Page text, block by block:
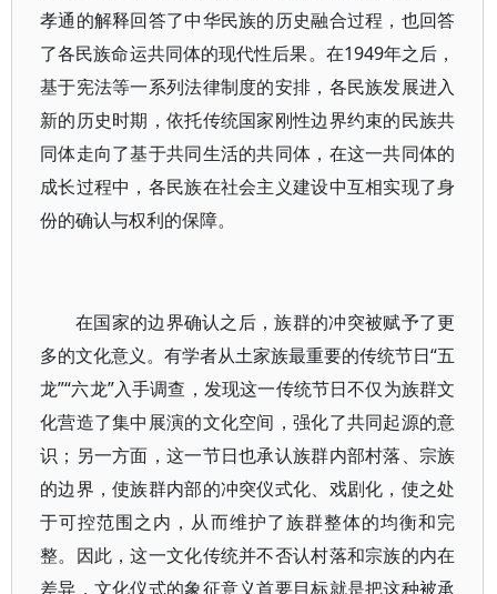
孝通的解释回答了中华民族的历史融合过程，也回答
了各民族命运共同体的现代性后果。在1949年之后，
基于宪法等一系列法律制度的安排，各民族发展进入
新的历史时期，依托传统国家刚性边界约束的民族共
同体走向了基于共同生活的共同体，在这一共同体的
成长过程中，各民族在社会主义建设中互相实现了身
份的确认与权利的保障。
在国家的边界确认之后，族群的冲突被赋予了更
多的文化意义。有学者从土家族最重要的传统节日“五
龙”“六龙”入手调查，发现这一传统节日不仅为族群文
化营造了集中展演的文化空间，强化了共同起源的意
识；另一方面，这一节日也承认族群内部村落、宗族
的边界，使族群内部的冲突仪式化、戏剧化，使之处
于可控范围之内，从而维护了族群整体的均衡和完
整。因此，这一文化传统并不否认村落和宗族的内在
差异，文化仪式的象征意义首要目标就是把这种被承